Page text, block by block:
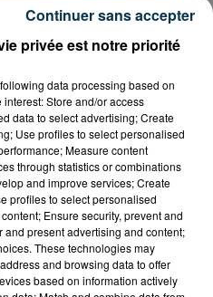
pour leur 26ème
Bourg en Bresse, le
Halle André Vacheresse à
privée est notre priorité
data processing based on
Store and/or access
data to select advertising; Create
Use profiles to select personalised
Measure content
through statistics or combinations
and improve services; Create
profiles to select personalised
Ensure security, prevent and
present advertising and content;
These technologies may
and browsing data to offer
based on information actively
Continuer sans accepter